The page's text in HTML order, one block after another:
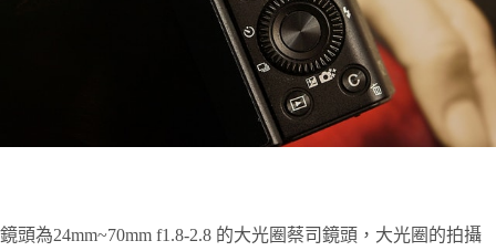
鏡頭為24mm~70mm f1.8-2.8 的大光圈蔡司鏡頭，大光圈的拍攝